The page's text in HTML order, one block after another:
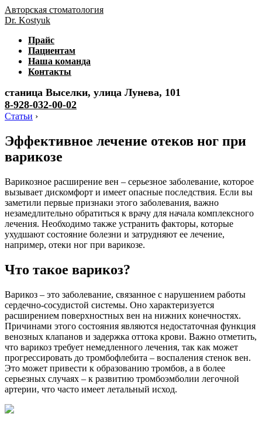
Авторская стоматология
Dr. Kostyuk
Прайс
Пациентам
Наша команда
Контакты
станица Выселки, улица Лунева, 101
8-928-032-00-02
Статьи ›
Эффективное лечение отеков ног при
варикозе
Варикозное расширение вен – серьезное заболевание, которое
вызывает дискомфорт и имеет опасные последствия. Если вы
заметили первые признаки этого заболевания, важно
незамедлительно обратиться к врачу для начала комплексного
лечения. Необходимо также устранить факторы, которые
ухудшают состояние болезни и затрудняют ее лечение,
например, отеки ног при варикозе.
Что такое варикоз?
Варикоз – это заболевание, связанное с нарушением работы
сердечно-сосудистой системы. Оно характеризуется
расширением поверхностных вен на нижних конечностях.
Причинами этого состояния являются недостаточная функция
венозных клапанов и задержка оттока крови. Важно отметить,
что варикоз требует немедленного лечения, так как может
прогрессировать до тромбофлебита – воспаления стенок вен.
Это может привести к образованию тромбов, а в более
серьезных случаях – к развитию тромбоэмболии легочной
артерии, что часто имеет летальный исход.